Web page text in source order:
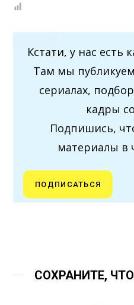
Кстати, у нас есть
Там мы
сериалах,
кадры
Подпишись,
материалы в
ПОДПИСАТЬСЯ
СОХРАНИТЕ,